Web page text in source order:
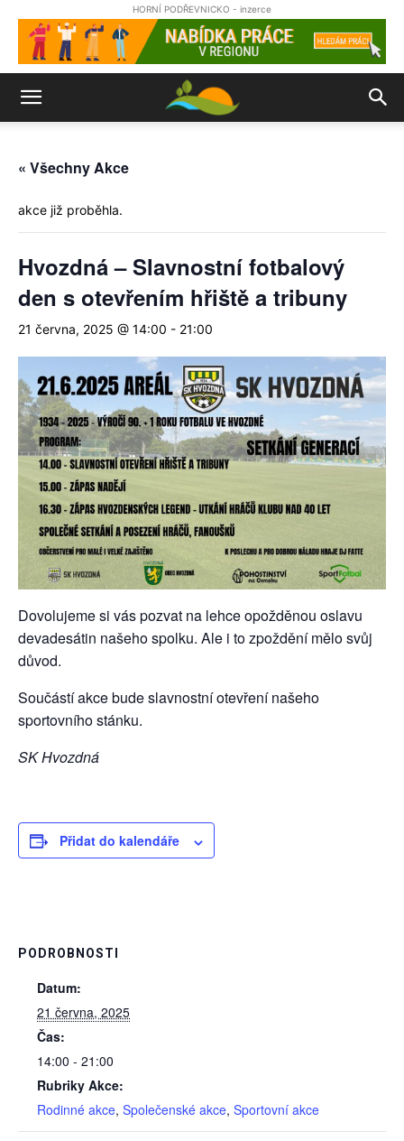
HORNÍ PODŘEVNICKO - inzerce
« Všechny Akce
akce již proběhla.
Hvozdná – Slavnostní fotbalový
den s otevřením hřiště a tribuny
21 června, 2025 @ 14:00 - 21:00
Dovolujeme si vás pozvat na lehce opožděnou oslavu
devadesátin našeho spolku. Ale i to zpoždění mělo svůj
důvod.
Součástí akce bude slavnostní otevření našeho
sportovního stánku.
SK Hvozdná
Přidat do kalendáře
PODROBNOSTI
Datum:
21 června, 2025
Čas:
14:00 - 21:00
Rubriky Akce:
Rodinné akce, Společenské akce, Sportovní akce